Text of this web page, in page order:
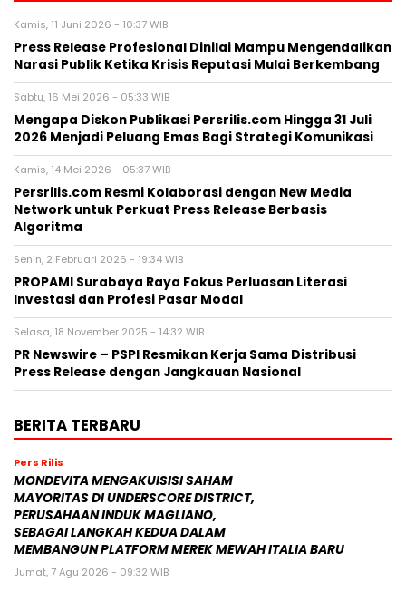
Kamis, 11 Juni 2026 - 10:37 WIB
Press Release Profesional Dinilai Mampu Mengendalikan
Narasi Publik Ketika Krisis Reputasi Mulai Berkembang
Sabtu, 16 Mei 2026 - 05:33 WIB
Mengapa Diskon Publikasi Persrilis.com Hingga 31 Juli
2026 Menjadi Peluang Emas Bagi Strategi Komunikasi
Kamis, 14 Mei 2026 - 05:37 WIB
Persrilis.com Resmi Kolaborasi dengan New Media
Network untuk Perkuat Press Release Berbasis
Algoritma
Senin, 2 Februari 2026 - 19:34 WIB
PROPAMI Surabaya Raya Fokus Perluasan Literasi
Investasi dan Profesi Pasar Modal
Selasa, 18 November 2025 - 14:32 WIB
PR Newswire – PSPI Resmikan Kerja Sama Distribusi
Press Release dengan Jangkauan Nasional
BERITA TERBARU
Pers Rilis
MONDEVITA MENGAKUISISI SAHAM
MAYORITAS DI UNDERSCORE DISTRICT,
PERUSAHAAN INDUK MAGLIANO,
SEBAGAI LANGKAH KEDUA DALAM
MEMBANGUN PLATFORM MEREK MEWAH ITALIA BARU
Jumat, 7 Agu 2026 - 09:32 WIB